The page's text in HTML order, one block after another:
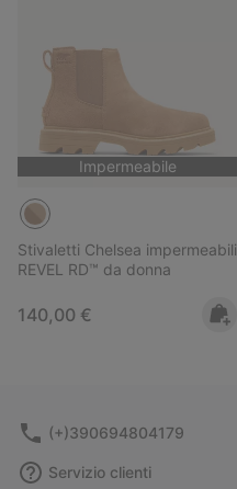
Impermeabile
Stivaletti Chelsea impermeabili
REVEL RD™ da donna
Regular price:
140,00 €
(+)390694804179
Servizio clienti